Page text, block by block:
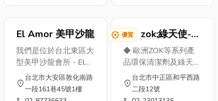
El Amor 美甲沙龍
我們是位於台北東區大
型美甲沙龍會所 - El
Amor，踏入El
Amor(艾爾亞茉) 映入
眼簾的就是公主般的夢
location_on
台北市大安區敦化南路
一段161巷45號1樓
award_star 優質
zok;綠天使-鑫
彥企業有限公
司
◆ 歐洲ZOK等系列產
品環保清潔劑及綠天使
環保清潔劑。 ◆ ZOK
系列產品環保清潔劑簡
介： 1、歐洲製造。
location_on
台北市中正區和平西路
二段12號